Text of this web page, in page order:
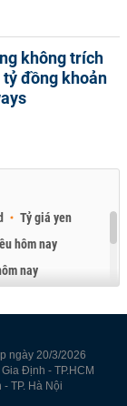
không trích
tỷ đồng khoản
Tỷ giá yen
hôm nay
nay
ngày 20/3/2026
Định - TP.HCM
TP. Hà Nội